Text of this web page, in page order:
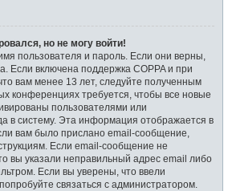
но не могу войти!
пользователя и пароль. Если они верны,
Если включена поддержка COPPA и при
вам менее 13 лет, следуйте полученным
конференциях требуется, чтобы все новые
пользователями или
в систему. Эта информация отображается в
вам было прислано email-сообщение,
Если email-сообщение не
вы указали неправильный адрес email либо
Если вы уверены, что ввели
связаться с администратором.